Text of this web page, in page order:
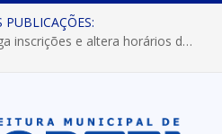
Prefeitura de Portel prorroga inscrições e altera horários dos concursos “Musa” e “Miss Mix Verão 2026”